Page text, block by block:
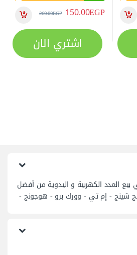
150.00EGP
260.00EGP
اشتري الان
العدد الكهربية و اليدوية من أفضل
شينج - إم تي - وورك برو - هوجونج -